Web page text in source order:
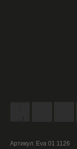
Артикул: Eva 01 1126